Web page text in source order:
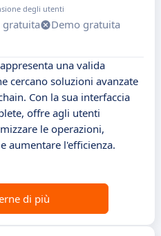
degli utenti
gratuita
Demo gratuita
una valida
cercano soluzioni avanzate
Con la sua interfaccia
offre agli utenti
le operazioni,
aumentare l'efficienza.
di più